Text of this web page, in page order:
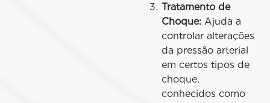
Tratamento de
Choque: Ajuda a
controlar alterações
da pressão arterial
em certos tipos de
choque,
conhecidos como